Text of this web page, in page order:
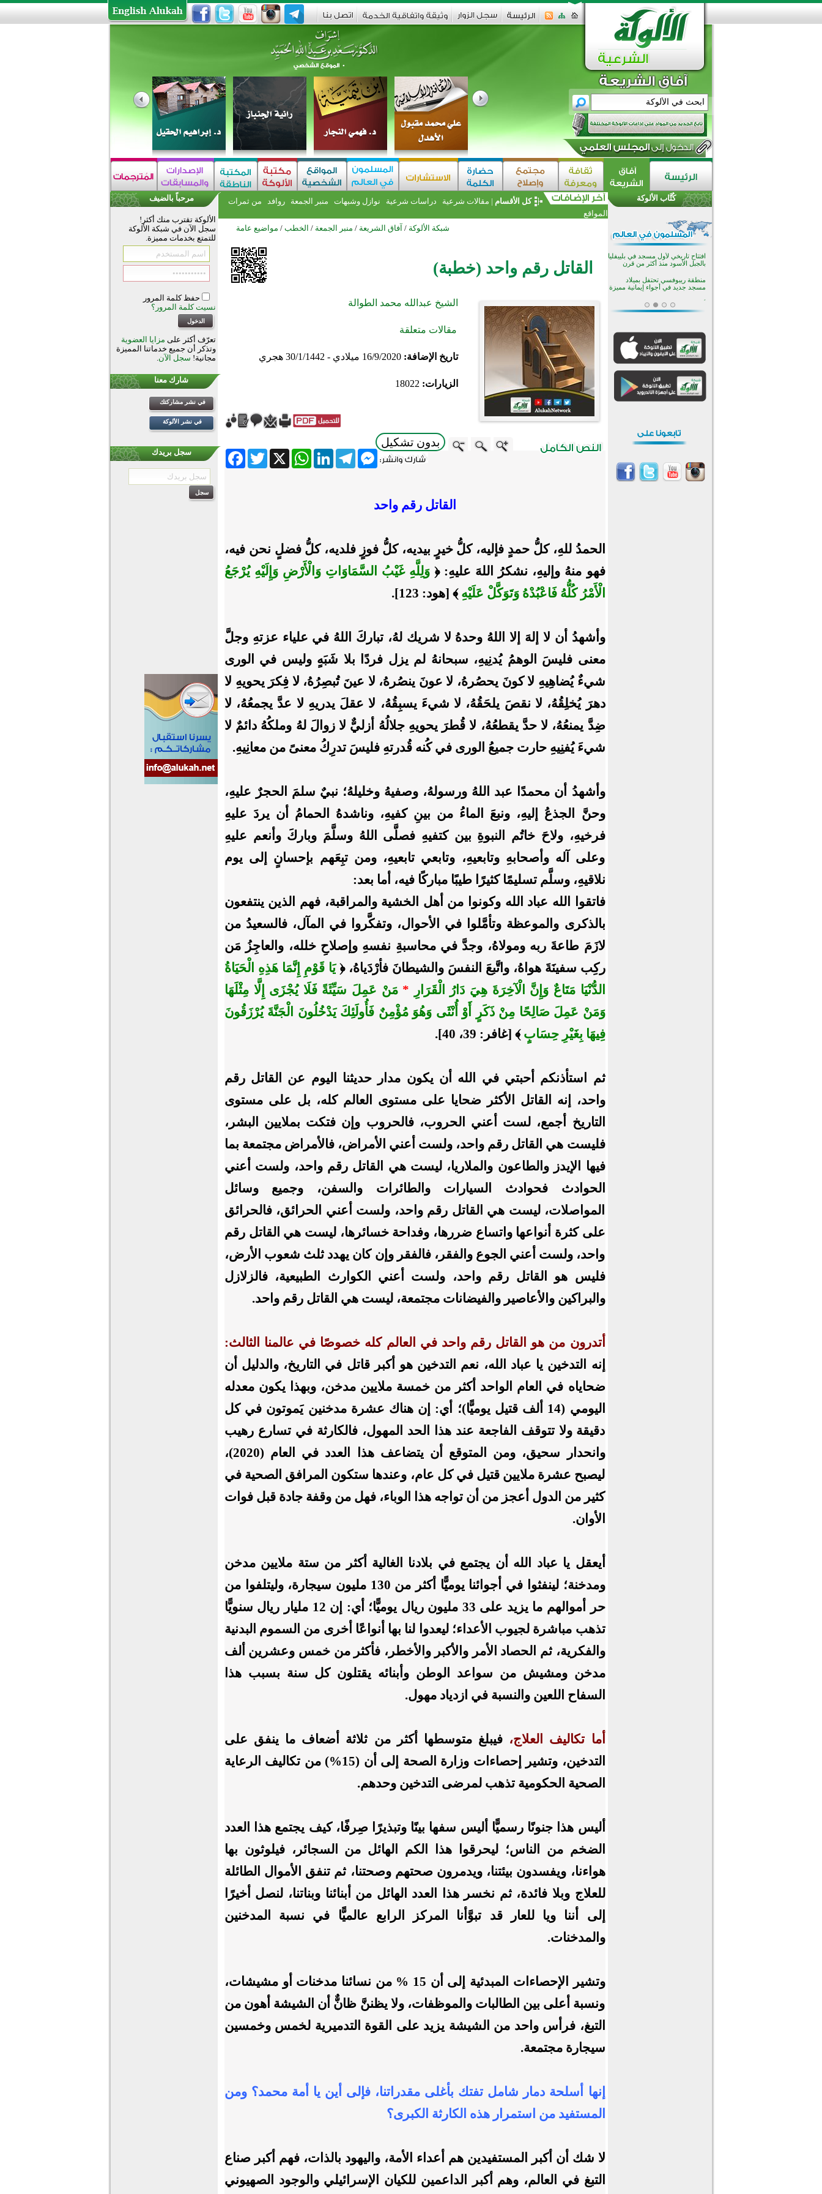
كل الأقسام | مقالات شرعية دراسات شرعية نوازل وشبهات منبر الجمعة روافد
من ثمرات
المواقع
شبكة الألوكة / آفاق الشريعة / منبر الجمعة / الخطب / مواضيع عامة
القاتل رقم واحد (خطبة)
الشيخ عبدالله محمد الطوالة
مقالات متعلقة
تاريخ الإضافة:16/9/2020 ميلادي - 30/1/1442 هجري
الزيارات: 18022
بدون تشكيل
FacebookTwitter X
WhatsAppLinkedInTelegram
Messenger
القاتل رقم واحد
الحمدُ للهِ، كلُّ حمدٍ فإليه، كلُّ خيرٍ بيديه، كلُّ فوزٍ فلديه، كلُّ فضلٍ نحن فيه،
فهو منهُ وإليهِ، نشكرُ اللهَ عليهِ:﴿ وَلِلَّهِ غَيْبُ السَّمَاوَاتِ وَالْأَرْضِ وَإِلَيْهِ يُرْجَعُ
الْأَمْرُ كُلُّهُ فَاعْبُدْهُ وَتَوَكَّلْ عَلَيْهِ ﴾ [هود: 123].
وأشهدُ أن لا إلهَ إلا اللهُ وحدهُ لا شريك لهُ، تباركَ اللهُ في علياء عزتهِ وجلَّ
معنى فليسَ الوهمُ يُدنِيهِ، سبحانهُ لم يزل فردًا بلا شَبَهٍ وليس في الورى
شيءٌ يُضاهِيهِ لا كونَ يحصُرهُ، لا عونَ ينصُرهُ، لا عينَ تُبصِرُهُ، لا فِكرَ يحويهِ لا
دهرَ يُخلِقُهُ، لا نقصَ يلحَقُهُ، لا شيءَ يسبِقُهُ، لا عقلَ يدريهِ لا عدَّ يجمعُهُ، لا
ضِدَّ يمنعُهُ، لا حدَّ يقطعُهُ، لا قُطرَ يحويهِ جلالُهُ أزليٌّ لا زوالَ لهُ وملكُهُ دائمٌ لا
شيءَ يُفنِيهِ حارت جميعُ الورى في كُنه قُدرتهِ فليسَ تدرِكُ معنىً من معانِيهِ.
وأشهدُ أن محمدًا عبد اللهُ ورسولهُ، وصفيهُ وخليلهُ؛ نبيٌ سلمَ الحجرٌ عليهِ،
وحنَّ الجذعُ إليهِ، ونبعَ الماءُ من بينِ كفيهِ، وناشدهُ الحمامُ أن يردَ عليهِ
فرخيهِ، ولاحَ خاتُم النبوةِ بين كتفيهِ فصلَّى اللهُ وسلَّمَ وباركَ وأنعم عليهِ
وعلى آله وأصحابهِ وتابعيهِ، وتابعي تابعيهِ، ومن تبِعَهم بإحسانٍ إلى يوم
نلاقيهِ، وسلَّم تسليمًا كثيرًا طيبًا مباركًا فيه، أما بعد:
فاتقوا الله عباد الله وكونوا من أهل الخشية والمراقبة، فهم الذين ينتفعون
بالذكرى والموعظة وتأمَّلوا في الأحوال، وتفكَّروا في المآل، فالسعيدُ من
لازَمَ طاعةَ ربه ومولاهُ، وجدَّ في محاسبةِ نفسهِ وإصلاحِ خلله، والعاجِزُ مَن
ركِب سفينَةَ هواهُ، واتَّبعَ النفسَ والشيطانَ فأرْدَياهُ،﴿يَا قَوْمِ إِنَّمَا هَذِهِ الْحَيَاةُ
الدُّنْيَا مَتَاعٌ وَإِنَّ الْآخِرَةَ هِيَ دَارُ الْقَرَارِ * مَنْ عَمِلَ سَيِّئَةً فَلَا يُجْزَى إِلَّا مِثْلَهَا
وَمَنْ عَمِلَ صَالِحًا مِنْ ذَكَرٍ أَوْ أُنْثَى وَهُوَ مُؤْمِنٌ فَأُولَئِكَ يَدْخُلُونَ الْجَنَّةَ يُرْزَقُونَ
فِيهَا بِغَيْرِ حِسَابٍ ﴾ [غافر: 39، 40].
ثم استأذنكم أحبتي في الله أن يكون مدار حديثنا اليوم عن القاتل رقم
واحد،
إنه القاتل الأكثر ضحايا على مستوى العالم كله، بل على مستوى
التاريخ أجمع، لست أعني الحروب، فالحروب وإن فتكت بملايين البشر،
فليست هي القاتل رقم واحد، ولست أعني الأمراض، فالأمراض مجتمعة بما
فيها الإيدز والطاعون والملاريا، ليست هي القاتل رقم واحد، ولست أعني
الحوادث فحوادث السيارات والطائرات والسفن، وجميع وسائل
المواصلات، ليست هي القاتل رقم واحد، ولست أعني الحرائق، فالحرائق
على كثرة أنواعها واتساع ضررها، وفداحة خسائرها، ليست هي القاتل رقم
واحد، ولست أعني الجوع والفقر، فالفقر وإن كان يهدد ثلث شعوب الأرض،
فليس هو القاتل رقم واحد، ولست أعني الكوارث الطبيعية، فالزلازل
والبراكين والأعاصير والفيضانات مجتمعة، ليست هي القاتل رقم واحد.
أتدرون من هو القاتل رقم واحد في العالم كله خصوصًا في عالمنا الثالث:
إنه التدخين يا عباد الله، نعم التدخين هو أكبر قاتل في التاريخ، والدليل أن
ضحاياه في العام الواحد أكثر من خمسة ملايين مدخن، وبهذا يكون معدله
اليومي (14 ألف قتيل يوميًّا)؛ أي: إن هناك عشرة مدخنين يَموتون في كل
دقيقة ولا تتوقف الفاجعة عند هذا الحد المهول، فالكارثة في تسارع رهيب
وانحدار سحيق، ومن المتوقع أن يتضاعف هذا العدد في العام (2020)،
ليصبح عشرة ملايين قتيل في كل عام، وعندها ستكون المرافق الصحية في
كثير من الدول أعجز من أن تواجه هذا الوباء، فهل من وقفة جادة قبل فوات
الأوان.
أيعقل يا عباد الله أن يجتمع في بلادنا الغالية أكثر من ستة ملايين مدخن
ومدخنة؛ لينفثوا في أجوائنا يوميًّا أكثر من 130 مليون سيجارة، وليتلفوا من
حر أموالهم ما يزيد على 33 مليون ريال يوميًّا؛ أي: إن 12 مليار ريال سنويًّا
تذهب مباشرة لجيوب الأعداء؛ ليعدوا لنا بها أنواعًا أخرى من السموم البدنية
والفكرية، ثم الحصاد الأمر والأكبر والأخطر، فأكثر من خمس وعشرين ألف
مدخن ومشيش من سواعد الوطن وأبنائه يقتلون كل سنة بسبب هذا
السفاح اللعين والنسبة في ازدياد مهول.
أما تكاليف العلاج، فيبلغ متوسطها أكثر من ثلاثة أضعاف ما ينفق على
التدخين، وتشير إحصاءات وزارة الصحة إلى أن (15%) من تكاليف الرعاية
الصحية الحكومية تذهب لمرضى التدخين وحدهم.
أليس هذا جنونًا رسميًّا أليس سفها بينًا وتبذيرًا صِرفًا، كيف يجتمع هذا العدد
الضخم من الناس؛ ليحرقوا هذا الكم الهائل من السجائر، فيلوثون بها
هواءنا، ويفسدون بيئتنا، ويدمرون صحتهم وصحتنا، ثم تنفق الأموال الطائلة
للعلاج وبلا فائدة، ثم نخسر هذا العدد الهائل من أبنائنا وبناتنا، لنصل أخيرًا
إلى أننا ويا للعار قد تبوَّأنا المركز الرابع عالميًّا في نسبة المدخنين
والمدخنات.
وتشير الإحصاءات المبدئية إلى أن 15 % من نسائنا مدخنات أو مشيشات،
ونسبة أعلى بين الطالبات والموظفات، ولا يظننَّ ظانٌّ أن الشيشة أهون من
التبغ، فرأس واحد من الشيشة يزيد على القوة التدميرية لخمس وخمسين
سيجارة مجتمعة.
إنها أسلحة دمار شامل تفتك بأغلى مقدراتنا، فإلى أين يا أمة محمد؟ ومن
المستفيد من استمرار هذه الكارثة الكبرى؟
لا شك أن أكبر المستفيدين هم أعداء الأمة، واليهود بالذات، فهم أكبر صناع
التبغ في العالم، وهم أكبر الداعمين للكيان الإسرائيلي والوجود الصهيوني
مرحباً بالضيف
الألوكة تقترب منك أكثر!
سجل الآن في شبكة الألوكة
للتمتع بخدمات مميزة.
حفظ كلمة المرور
نسيت كلمة المرور؟
تعرّف أكثر على مزايا العضوية
وتذكر أن جميع خدماتنا المميزة
مجانية! سجل الآن.
شارك معنا
في نشر مشاركتك
في نشر الألوكة
سجل بريدك
كُتَّاب الألوكة
اختتام الدورة التاسعة لمسابقة حفظ
وتلاوة القرآن الكريم في أزناكاييف
تيسليتش تختتم برنامجا تعليميا لتعزيز
القيم وبناء الشخصية للشباب
المسلمين
اختتام منافسات قرآنية متميزة في
أكثر من 400 طالب يشاركون في
مسابقة المعلومات الإسلامية
بأستراليا
افتتاح تاريخي لأول مسجد في بلييفليا
بالجبل الأسود منذ أكثر من قرن
منطقة ريبوفسي تحتفل بميلاد
مسجد جديد في أجواء إيمانية مميزة
أكبر مشروع إسلامي في ريف
أستراليا يفتتح أبوابه بعد سنوات من
الصيفية للمسلمين في بينزا
وساراتوف وموردوفيا هذا العام
اختتام الدورة التاسعة لمسابقة حفظ
وتلاوة القرآن الكريم في أزناكاييف
تيسليتش تختتم برنامجا تعليميا لتعزيز
القيم وبناء الشخصية للشباب
المسلمين
اختتام منافسات قرآنية متميزة في
مسابقة المعلومات الإسلامية